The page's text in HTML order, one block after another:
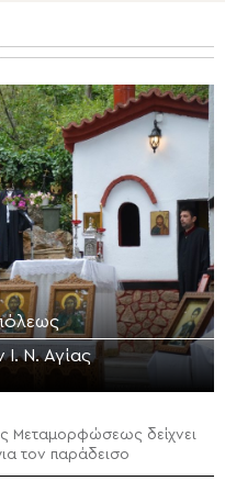
Ν. Αγίας
Μεταμορφώσεως δείχνει
τον παράδεισο